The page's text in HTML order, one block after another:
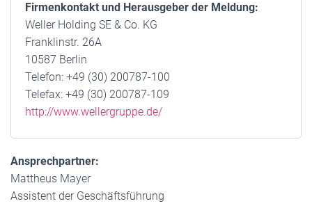
Firmenkontakt und Herausgeber der Meldung:
Weller Holding SE & Co. KG
Franklinstr. 26A
10587 Berlin
Telefon: +49 (30) 200787-100
Telefax: +49 (30) 200787-109
http://www.wellergruppe.de/
Ansprechpartner:
Mattheus Mayer
Assistent der Geschäftsführung